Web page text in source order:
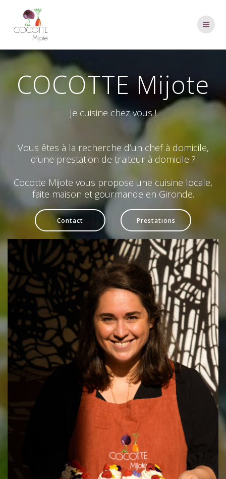
COCOTTE Mijote
Je cuisine chez vous !
Vous êtes à la recherche d’un chef à domicile,
d’une prestation de traiteur à domicile ?
Cocotte Mijote vous propose une cuisine locale,
faite maison et gourmande en Gironde.
Contact Prestations